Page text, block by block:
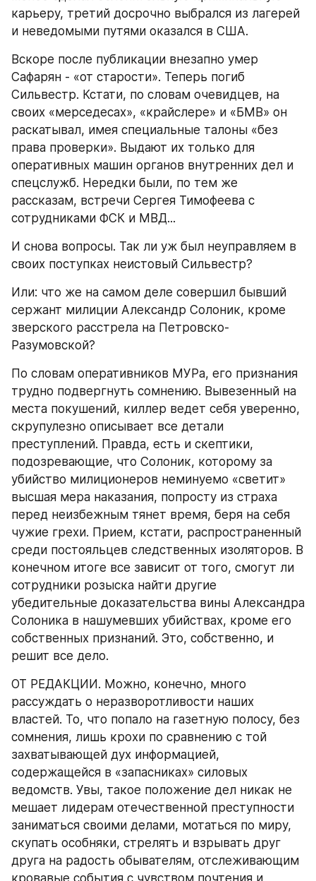
карьеру, третий досрочно выбрался из лагерей
и неведомыми путями оказался в США.
Вскоре после публикации внезапно умер
Сафарян - «от старости». Теперь погиб
Сильвестр. Кстати, по словам очевидцев, на
своих «мерседесах», «крайслере» и «БМВ» он
раскатывал, имея специальные талоны «без
права проверки». Выдают их только для
оперативных машин органов внутренних дел и
спецслужб. Нередки были, по тем же
рассказам, встречи Сергея Тимофеева с
сотрудниками ФСК и МВД...
И снова вопросы. Так ли уж был неуправляем в
своих поступках неистовый Сильвестр?
Или: что же на самом деле совершил бывший
сержант милиции Александр Солоник, кроме
зверского расстрела на Петровско-
Разумовской?
По словам оперативников МУРа, его признания
трудно подвергнуть сомнению. Вывезенный на
места покушений, киллер ведет себя уверенно,
скрупулезно описывает все детали
преступлений. Правда, есть и скептики,
подозревающие, что Солоник, которому за
убийство милиционеров неминуемо «светит»
высшая мера наказания, попросту из страха
перед неизбежным тянет время, беря на себя
чужие грехи. Прием, кстати, распространенный
среди постояльцев следственных изоляторов. В
конечном итоге все зависит от того, смогут ли
сотрудники розыска найти другие
убедительные доказательства вины Александра
Солоника в нашумевших убийствах, кроме его
собственных признаний. Это, собственно, и
решит все дело.
ОТ РЕДАКЦИИ. Можно, конечно, много
рассуждать о неразворотливости наших
властей. То, что попало на газетную полосу, без
сомнения, лишь крохи по сравнению с той
захватывающей дух информацией,
содержащейся в «запасниках» силовых
ведомств. Увы, такое положение дел никак не
мешает лидерам отечественной преступности
заниматься своими делами, мотаться по миру,
скупать особняки, стрелять и взрывать друг
друга на радость обывателям, отслеживающим
кровавые события с чувством почтения и